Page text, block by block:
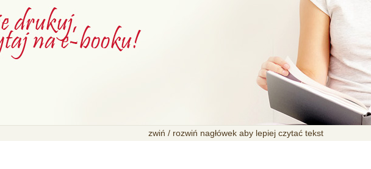
zwiń / rozwiń nagłówek aby lepiej czytać tekst